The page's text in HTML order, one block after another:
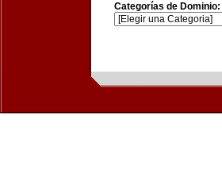
Categorías de Dominio: